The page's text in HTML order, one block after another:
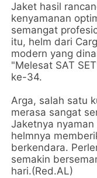
Jaket hasil
kenyamanan
semangat
itu, helm dari
modern yang
"Melesat SAT
ke-34.
Arga, salah satu
merasa sangat
Jaketnya
helmnya
berkendara.
semakin
hari.(Red.AL)